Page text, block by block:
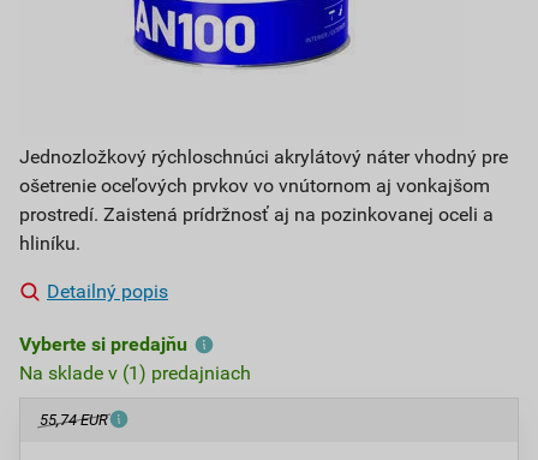
Jednozložkový rýchloschnúci akrylátový náter vhodný pre
ošetrenie oceľových prvkov vo vnútornom aj vonkajšom
prostredí. Zaistená prídržnosť aj na pozinkovanej oceli a
hliníku.
Detailný popis
Vyberte si predajňu
Na sklade v (1) predajniach
55,74 EUR